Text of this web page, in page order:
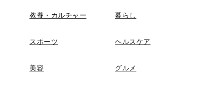
教養・カルチャー 暮らし
スポーツ ヘルスケア
美容 グルメ